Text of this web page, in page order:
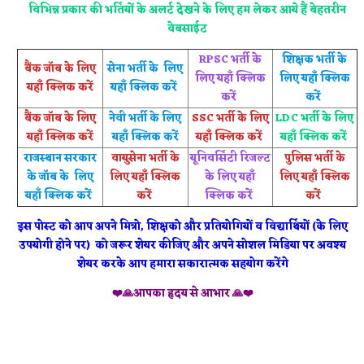
विभिन्न प्रकार की भर्तियों के अलर्ट देखने के लिए हम लेकर आये हैं बेहतरीन
वेबसाईट
बैंक जॉब के लिए
यहाँ क्लिक करें
सेना भर्ती के लिए
यहाँ क्लिक करें
RPSC भर्ती के
लिए यहाँ क्लिक
करें
शिक्षक भर्ती के
लिए यहाँ क्लिक
करें
बैंक जॉब के लिए
यहाँ क्लिक करें
नेवी भर्ती के लिए
यहाँ क्लिक करें
SSC भर्ती के लिए
यहाँ क्लिक करें
LDC भर्ती के लिए
यहाँ क्लिक करें
राजस्थान सरकार
के जॉब के लिए
यहाँ क्लिक करें
वायुसेना भर्ती के
लिए यहाँ क्लिक
करें
यूनिवर्सिटी रिजल्ट
के लिए यहाँ
क्लिक करें
पुलिस भर्ती के
लिए यहाँ क्लिक
करें
इस पोस्ट को आप अपने मित्रो, शिक्षको और प्रतियोगियों व विद्यार्थियों (के लिए
उपयोगी होने पर) को जरूर शेयर कीजिए और अपने सोशल मिडिया पर अवश्य
शेयर करके आप हमारा सकारात्मक सहयोग करेंगे
❤️🙏आपका हृदय से आभार 🙏❤️